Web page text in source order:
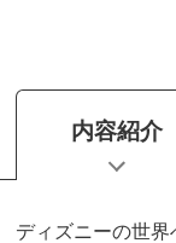
内容紹介
ディズニーの世